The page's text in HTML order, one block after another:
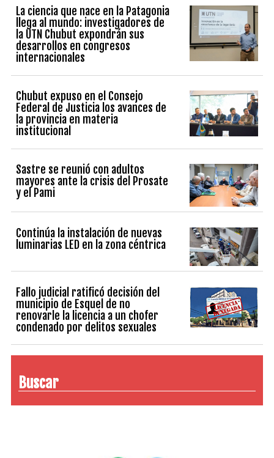
La ciencia que nace en la Patagonia
llega al mundo: investigadores de
la UTN Chubut expondrán sus
desarrollos en congresos
internacionales
Chubut expuso en el Consejo
Federal de Justicia los avances de
la provincia en materia
institucional
Sastre se reunió con adultos
mayores ante la crisis del Prosate
y el Pami
Continúa la instalación de nuevas
luminarias LED en la zona céntrica
Fallo judicial ratificó decisión del
municipio de Esquel de no
renovarle la licencia a un chofer
condenado por delitos sexuales
Buscar